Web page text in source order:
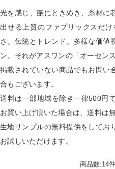
光を感じ、艶にときめき、糸材に
出せる上質のファプリックスだ
さ。伝統とトレンド。多様な価値
ン。それがアスワンの「オーセン
掲載されていない商品でもお問い
合もございます。
送料は一部地域を除き一律500円
お買い上げ頂いた場合は、送料は
生地サンプルの無料提供をしてお
お試しいただけます。
商品数:14件